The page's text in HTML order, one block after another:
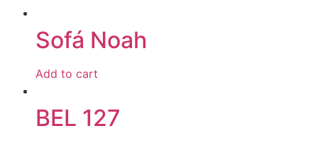
Sofá Noah
Add to cart
BEL 127